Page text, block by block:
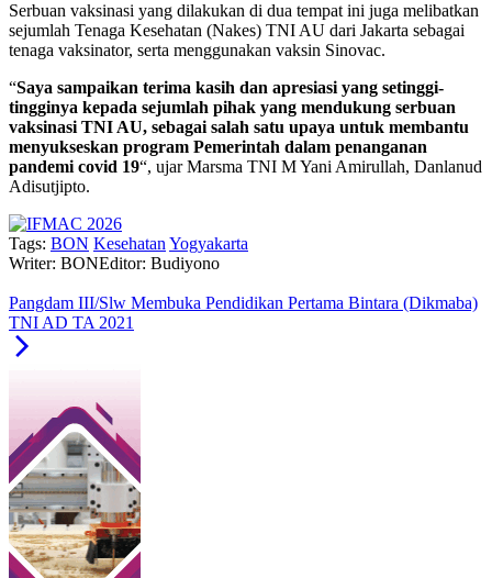
Serbuan vaksinasi yang dilakukan di dua tempat ini juga melibatkan
sejumlah Tenaga Kesehatan (Nakes) TNI AU dari Jakarta sebagai
tenaga vaksinator, serta menggunakan vaksin Sinovac.
“Saya sampaikan terima kasih dan apresiasi yang setinggi-
tingginya kepada sejumlah pihak yang mendukung serbuan
vaksinasi TNI AU, sebagai salah satu upaya untuk membantu
menyukseskan program Pemerintah dalam penanganan
pandemi covid 19“, ujar Marsma TNI M Yani Amirullah, Danlanud
Adisutjipto.
Tags: BON Kesehatan Yogyakarta
Writer: BONEditor: Budiyono
Pangdam III/Slw Membuka Pendidikan Pertama Bintara (Dikmaba)
TNI AD TA 2021